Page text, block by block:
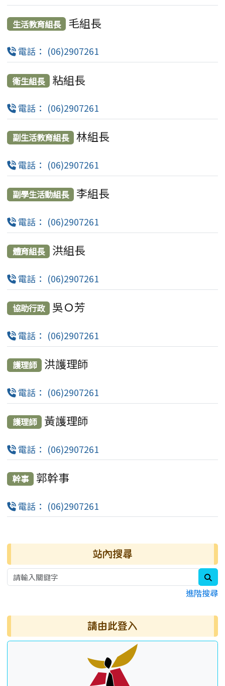
生活教育組長 毛組長
電話： (06)2907261
衛生組長 粘組長
電話： (06)2907261
副生活教育組長 林組長
電話： (06)2907261
副學生活動組長 李組長
電話： (06)2907261
體育組長 洪組長
電話： (06)2907261
協助行政 吳Ｏ芳
電話： (06)2907261
護理師 洪護理師
電話： (06)2907261
護理師 黃護理師
電話： (06)2907261
幹事 郭幹事
電話： (06)2907261
右邊區域內容 站內搜尋
進階搜尋
請由此登入